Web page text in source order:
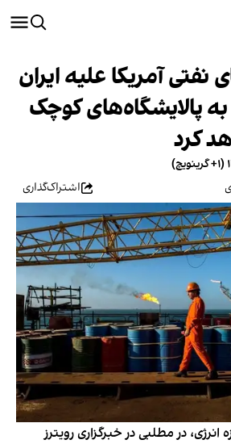
آمریکا علیه ایران
پالایشگاه‌های کوچک
کرد
اشتراک‌گذاری
انرژی، در مطلبی در خبرگزاری رویترز